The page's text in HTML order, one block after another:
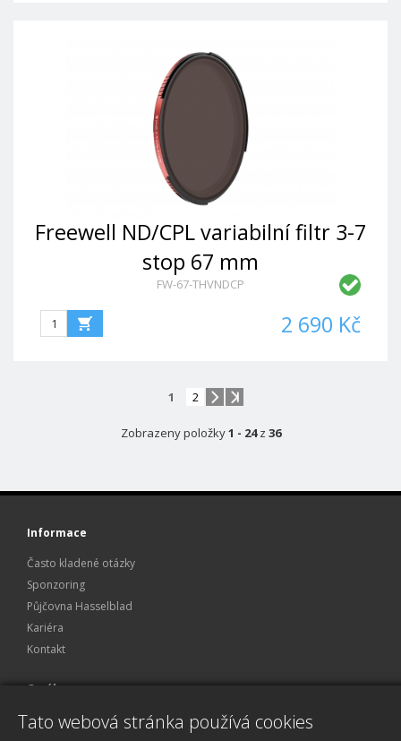
Freewell ND/CPL variabilní filtr 3-7
stop 67 mm
FW-67-THVNDCP
2 690 Kč
1 2
Zobrazeny položky1 - 24z 36
Informace
Často kladené otázky
Sponzoring
Půjčovna Hasselblad
Kariéra
Kontakt
O nákupu
Obchodní podmínky
Tato webová stránka používá cookies